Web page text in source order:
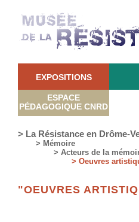
EXPOSITIONS
ESPACE
PÉDAGOGIQUE CNRD
> La Résistance en Drôme-
> Mémoire
> Acteurs de la
> Oeuvres
"OEUVRES